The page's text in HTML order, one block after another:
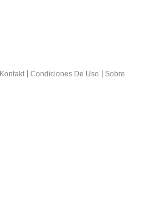
Kontakt Condiciones De Uso Sobre